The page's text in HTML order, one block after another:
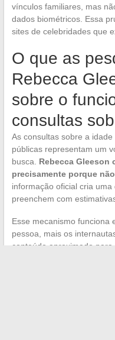
vínculos familiares, mas
dados biométricos. Essa
sites de celebridades que
O que as
Rebecca
sobre o
consultas
As consultas sobre a
públicas representam um
busca. Rebecca Gleeson
precisamente porque
informação oficial cria
preenchem com
Esse mecanismo funciona
pessoa, mais os
conteúdo aproximado